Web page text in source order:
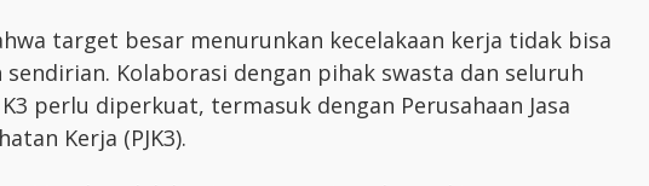
target besar menurunkan kecelakaan kerja tidak bisa
Kolaborasi dengan pihak swasta dan seluruh
perlu diperkuat, termasuk dengan Perusahaan Jasa
Kerja (PJK3).